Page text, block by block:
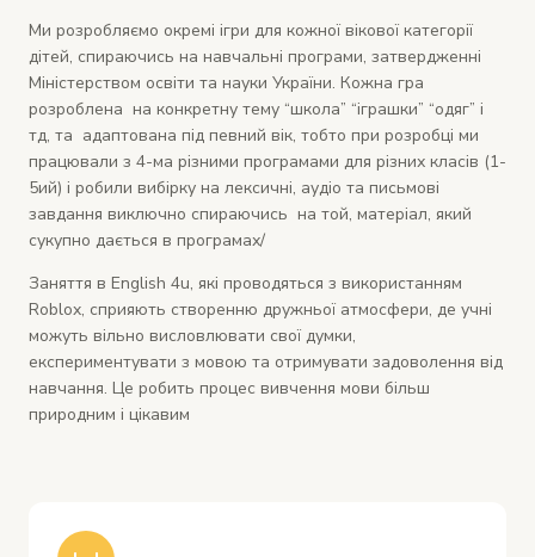
Ми розробляємо окремі ігри для кожної вікової категорії
дітей, спираючись на навчальні програми, затвердженні
Міністерством освіти та науки України. Кожна гра
розроблена на конкретну тему “школа” “іграшки” “одяг” і
тд, та адаптована під певний вік, тобто при розробці ми
працювали з 4-ма різними програмами для різних класів (1-
5ий) і робили вибірку на лексичні, аудіо та письмові
завдання виключно спираючись на той, матеріал, який
сукупно дається в програмах/
Заняття в English 4u, які проводяться з використанням
Roblox, сприяють створенню дружньої атмосфери, де учні
можуть вільно висловлювати свої думки,
експериментувати з мовою та отримувати задоволення від
навчання. Це робить процес вивчення мови більш
природним і цікавим